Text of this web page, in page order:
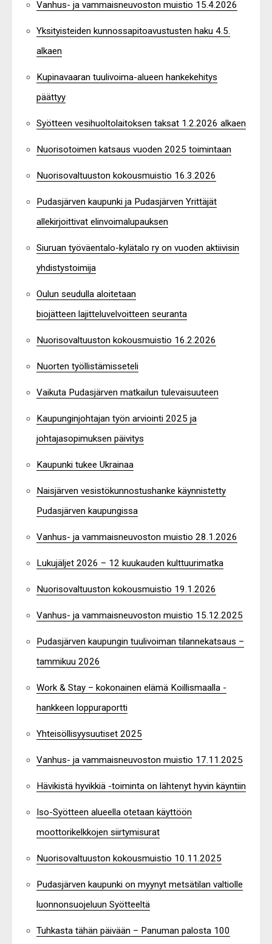
Vanhus- ja vammaisneuvoston muistio 15.4.2026
Yksityisteiden kunnossapitoavustusten haku 4.5.
alkaen
Kupinavaaran tuulivoima-alueen hankekehitys
päättyy
Syötteen vesihuoltolaitoksen taksat 1.2.2026 alkaen
Nuorisotoimen katsaus vuoden 2025 toimintaan
Nuorisovaltuuston kokousmuistio 16.3.2026
Pudasjärven kaupunki ja Pudasjärven Yrittäjät
allekirjoittivat elinvoimalupauksen
Siuruan työväentalo-kylätalo ry on vuoden aktiivisin
yhdistystoimija
Oulun seudulla aloitetaan
biojätteen lajitteluvelvoitteen seuranta
Nuorisovaltuuston kokousmuistio 16.2.2026
Nuorten työllistämisseteli
Vaikuta Pudasjärven matkailun tulevaisuuteen
Kaupunginjohtajan työn arviointi 2025 ja
johtajasopimuksen päivitys
Kaupunki tukee Ukrainaa
Naisjärven vesistökunnostushanke käynnistetty
Pudasjärven kaupungissa
Vanhus- ja vammaisneuvoston muistio 28.1.2026
Lukujäljet 2026 – 12 kuukauden kulttuurimatka
Nuorisovaltuuston kokousmuistio 19.1.2026
Vanhus- ja vammaisneuvoston muistio 15.12.2025
Pudasjärven kaupungin tuulivoiman tilannekatsaus –
tammikuu 2026
Work & Stay – kokonainen elämä Koillismaalla -
hankkeen loppuraportti
Yhteisöllisyysuutiset 2025
Vanhus- ja vammaisneuvoston muistio 17.11.2025
Hävikistä hyvikkiä -toiminta on lähtenyt hyvin käyntiin
Iso-Syötteen alueella otetaan käyttöön
moottorikelkkojen siirtymisurat
Nuorisovaltuuston kokousmuistio 10.11.2025
Pudasjärven kaupunki on myynyt metsätilan valtiolle
luonnonsuojeluun Syötteeltä
Tuhkasta tähän päivään – Panuman palosta 100